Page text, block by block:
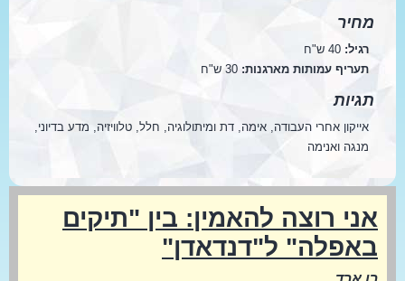
מחיר
רגיל: 40 ש"ח
תעריף עמותות מארגנות: 30 ש"ח
תגיות
אייקון אחרי העבודה, אימה, דת ומיתולוגיה, חלל, טלוויזיה, מדע בדיוני,
מנגה ואנימה
אני רוצה להאמין: בין "תיקים
באפלה" ל"דנדאדן"